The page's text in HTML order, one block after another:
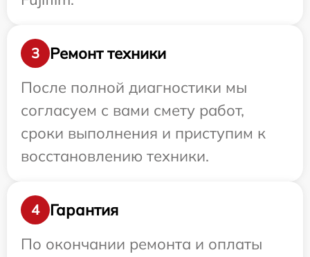
3
Ремонт техники
После полной диагностики мы
согласуем с вами смету работ,
сроки выполнения и приступим к
восстановлению техники.
4
Гарантия
По окончании ремонта и оплаты